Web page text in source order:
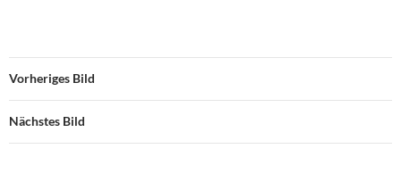
Vorheriges Bild
Nächstes Bild